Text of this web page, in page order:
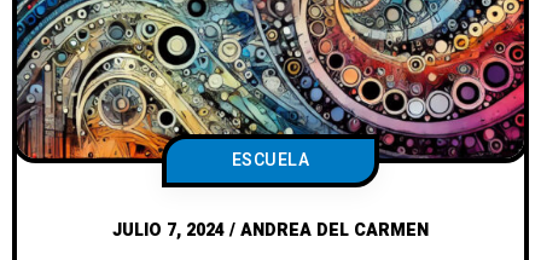
ESCUELA
JULIO 7, 2024/ANDREA DEL CARMEN